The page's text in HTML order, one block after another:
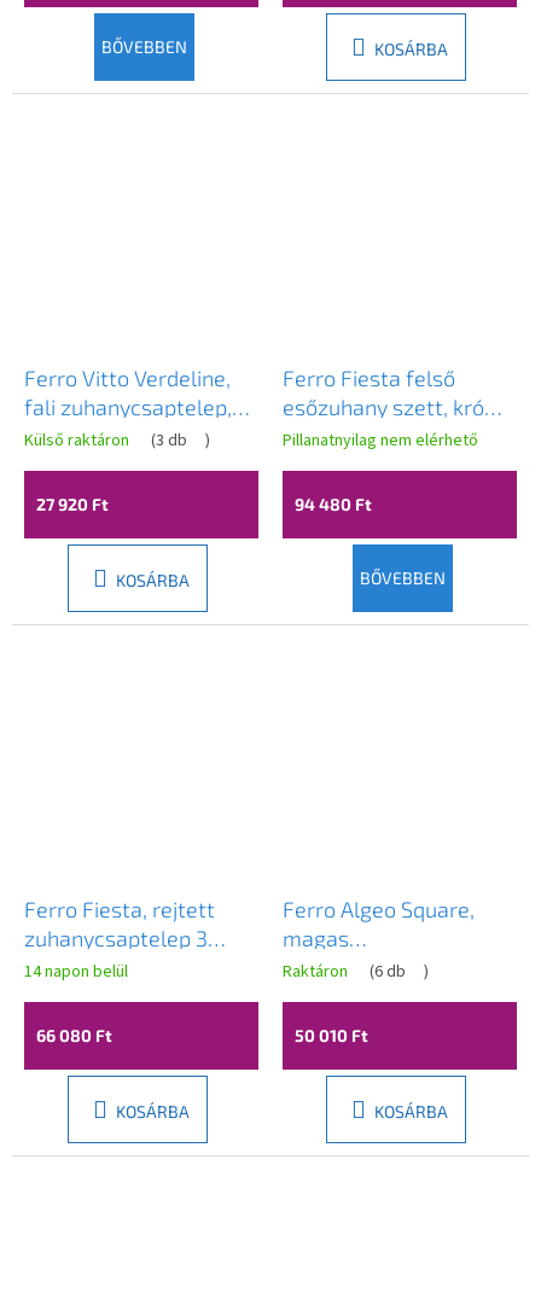
BŐVEBBEN KOSÁRBA
Ferro Vitto Verdeline,
fali zuhanycsaptelep,
fekete matt, BVI7VLBL
Külső raktáron (3 db )
27 920 Ft
KOSÁRBA
Ferro Fiesta felső
esőzuhany szett, króm,
NP79-BFI13U
Pillanatnyilag nem elérhető
94 480 Ft
BŐVEBBEN
Ferro Fiesta, rejtett
zuhanycsaptelep 3
kimenet + dobozos
szerelvény, króm,
BFI7P3BOX
14 napon belül
66 080 Ft
KOSÁRBA
Ferro Algeo Square,
magas
mosdócsaptelep,
fekete matt-króm,
BAQ2LBLC
Raktáron (6 db )
50 010 Ft
KOSÁRBA